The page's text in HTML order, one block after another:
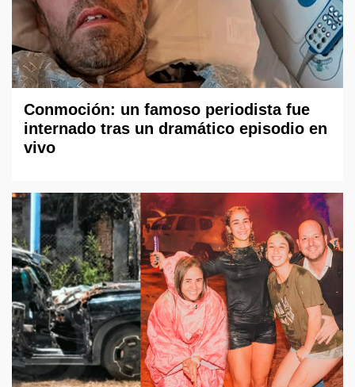
Conmoción: un famoso periodista fue
internado tras un dramático episodio en
vivo